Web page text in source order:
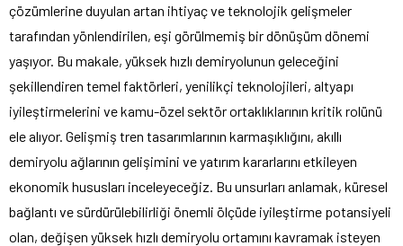
çözümlerine duyulan artan ihtiyaç ve teknolojik gelişmeler
tarafından yönlendirilen, eşi görülmemiş bir dönüşüm dönemi
yaşıyor. Bu makale, yüksek hızlı demiryolunun geleceğini
şekillendiren temel faktörleri, yenilikçi teknolojileri, altyapı
iyileştirmelerini ve kamu-özel sektör ortaklıklarının kritik rolünü
ele alıyor. Gelişmiş tren tasarımlarının karmaşıklığını, akıllı
demiryolu ağlarının gelişimini ve yatırım kararlarını etkileyen
ekonomik hususları inceleyeceğiz. Bu unsurları anlamak, küresel
bağlantı ve sürdürülebilirliği önemli ölçüde iyileştirme potansiyeli
olan, değişen yüksek hızlı demiryolu ortamını kavramak isteyen